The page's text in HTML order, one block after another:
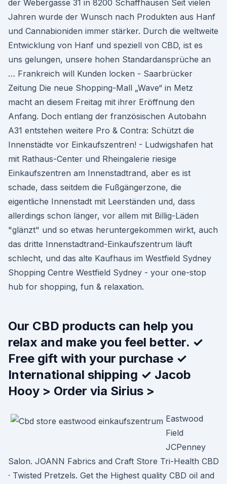
der Webergasse 31 in 8200 Schaffhausen Seit vielen
Jahren wurde der Wunsch nach Produkten aus Hanf
und Cannabioniden immer stärker. Durch die weltweite
Entwicklung von Hanf und speziell von CBD, ist es
uns gelungen, unsere hohen Standardansprüche an
… Frankreich will Kunden locken - Saarbrücker
Zeitung Die neue Shopping-Mall „Wave“ in Metz
macht an diesem Freitag mit ihrer Eröffnung den
Anfang. Doch entlang der französischen Autobahn
A31 entstehen weitere Pro & Contra: Schützt die
Innenstädte vor Einkaufszentren! - Ludwigshafen hat
mit Rathaus-Center und Rheingalerie riesige
Einkaufszentren am Innenstadtrand, aber es ist
schade, dass seitdem die Fußgängerzone, die
eigentliche Innenstadt mit Leerständen und, dass
allerdings schon länger, vor allem mit Billig-Läden
"glänzt" und so etwas heruntergekommen wirkt, auch
das dritte Innenstadtrand-Einkaufszentrum läuft
schlecht, und das alte Kaufhaus im Westfield Sydney
Shopping Centre Westfield Sydney - your one-stop
hub for shopping, fun & relaxation.
Our CBD products can help you
relax and make you feel better. ✓
Free gift with your purchase ✓
International shipping ✓ Jacob
Hooy > Order via Sirius >
Eastwood
Field
JCPenney
Salon. JOANN Fabrics and Craft Store Tri-Health CBD
· Twisted Pretzels. Get the Highest quality CBD oil and